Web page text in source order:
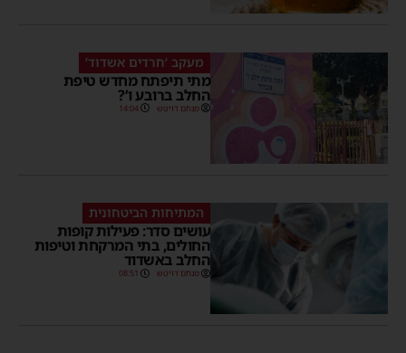
מעקב ‘חרדים אשדוד’
מתי תיפתח מחדש טיפת
החלב ברובע ו’?
מנחם דויטש 14:04
המתיחות הביטחונית
עושים סדר: פעילות קופות
החולים, בתי המרקחת וטיפות
החלב באשדוד
מנחם דויטש 08:51